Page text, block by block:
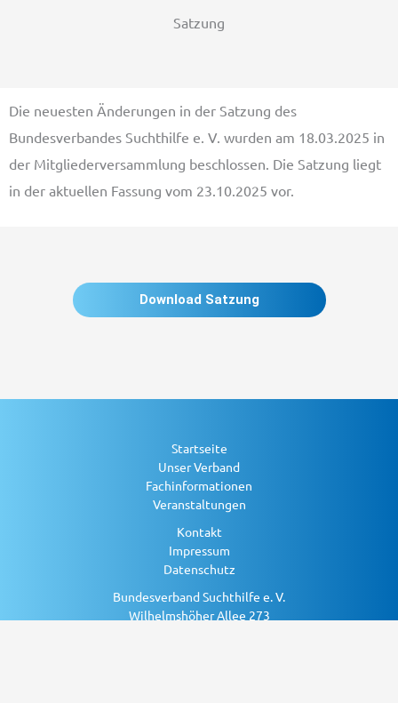
Satzung
Die neuesten Änderungen in der Satzung des
Bundesverbandes Suchthilfe e. V. wurden am 18.03.2025 in
der Mitgliederversammlung beschlossen. Die Satzung liegt
in der aktuellen Fassung vom 23.10.2025 vor.
Download Satzung
Startseite
Unser Verband
Fachinformationen
Veranstaltungen
Kontakt
Impressum
Datenschutz
Bundesverband Suchthilfe e. V.
Wilhelmshöher Allee 273